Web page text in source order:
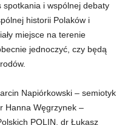
spotkania i wspólnej debaty
historii Polaków i
miejsce na terenie
jednoczyć, czy będą
Napiórkowski – semiotyk
Hanna Węgrzynek –
POLIN, dr Łukasz